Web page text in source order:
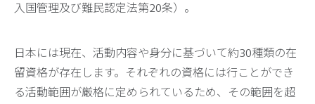
入国管理及び難民認定法第20条）。
日本には現在、活動内容や身分に基づいて約30種類の在
留資格が存在します。それぞれの資格には行ことができ
る活動範囲が厳格に定められているため、その範囲を超